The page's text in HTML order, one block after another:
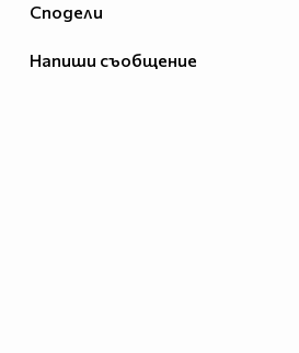
Сподели
Напиши съобщение